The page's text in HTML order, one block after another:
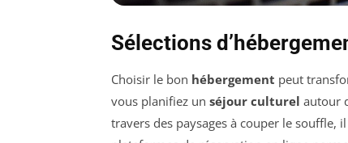
Sélections
Choisir le bon hébergement peut
vous planifiez un séjour culturel autour
travers des paysages à couper le souffle,